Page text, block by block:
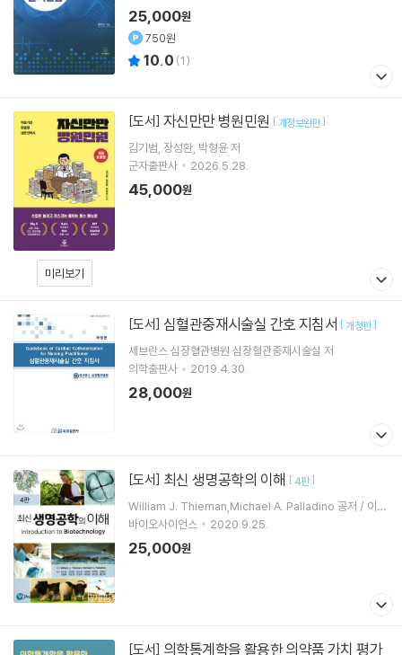
25,000원
750원
10.0 (1)
미리보기
[도서] 자신만만 병원민원 [개정보완판]
김기범 장성환 박형윤저
군자출판사
2026.5.28.
45,000원
[도서] 심혈관중재시술실 간호 지침서 [개정판]
세브란스 심장혈관병원 심장혈관중재시술실 저
의학출판사
2019.4.30.
28,000원
[도서] 최신 생명공학의 이해 [ 4판]
William J. Thieman,Michael A. Palladino 공저 / 이진
성 등역
바이오사이언스 2020.9.25.
25,000원
[도서]